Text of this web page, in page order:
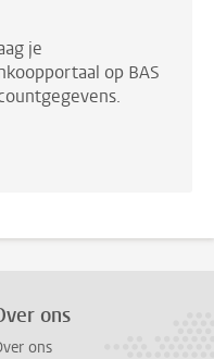
je
op BAS
ons
ons